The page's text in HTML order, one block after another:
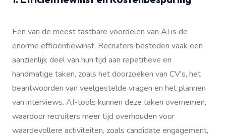
Een van de meest tastbare voordelen van AI is de
enorme efficiëntiewinst. Recruiters besteden vaak een
aanzienlijk deel van hun tijd aan repetitieve en
handmatige taken, zoals het doorzoeken van CV's, het
beantwoorden van veelgestelde vragen en het plannen
van interviews. AI-tools kunnen deze taken overnemen,
waardoor recruiters meer tijd overhouden voor
waardevollere activiteiten, zoals candidate engagement,